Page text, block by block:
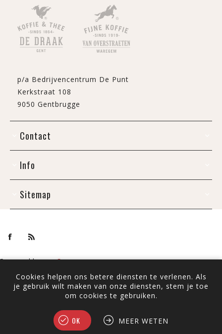
p/a Bedrijvencentrum De Punt
Kerkstraat 108
9050 Gentbrugge
Contact
Info
Sitemap
Powered bynopCommerce
Copyright ; 2026 De Draak. Alle rechten voorbehouden.
Alle prijzen zijn inclusief BTW ingevoerd. Exclusiefverzenden
Cookies helpen ons betere diensten te verlenen. Als
je gebruik wilt maken van onze diensten, stem je toe
om cookies te gebruiken.
OK MEER WETEN